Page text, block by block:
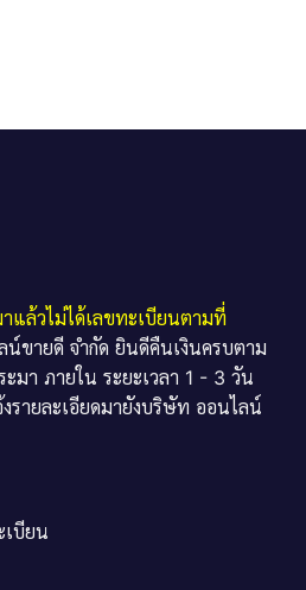
แล้วไม่ได้เลขทะเบียนตามที่
ขายดี จำกัด ยินดีคืนเงินครบตาม
มา ภายใน ระยะเวลา 1 - 3 วัน
รายละเอียดมายังบริษัท ออนไลน์
เบียน